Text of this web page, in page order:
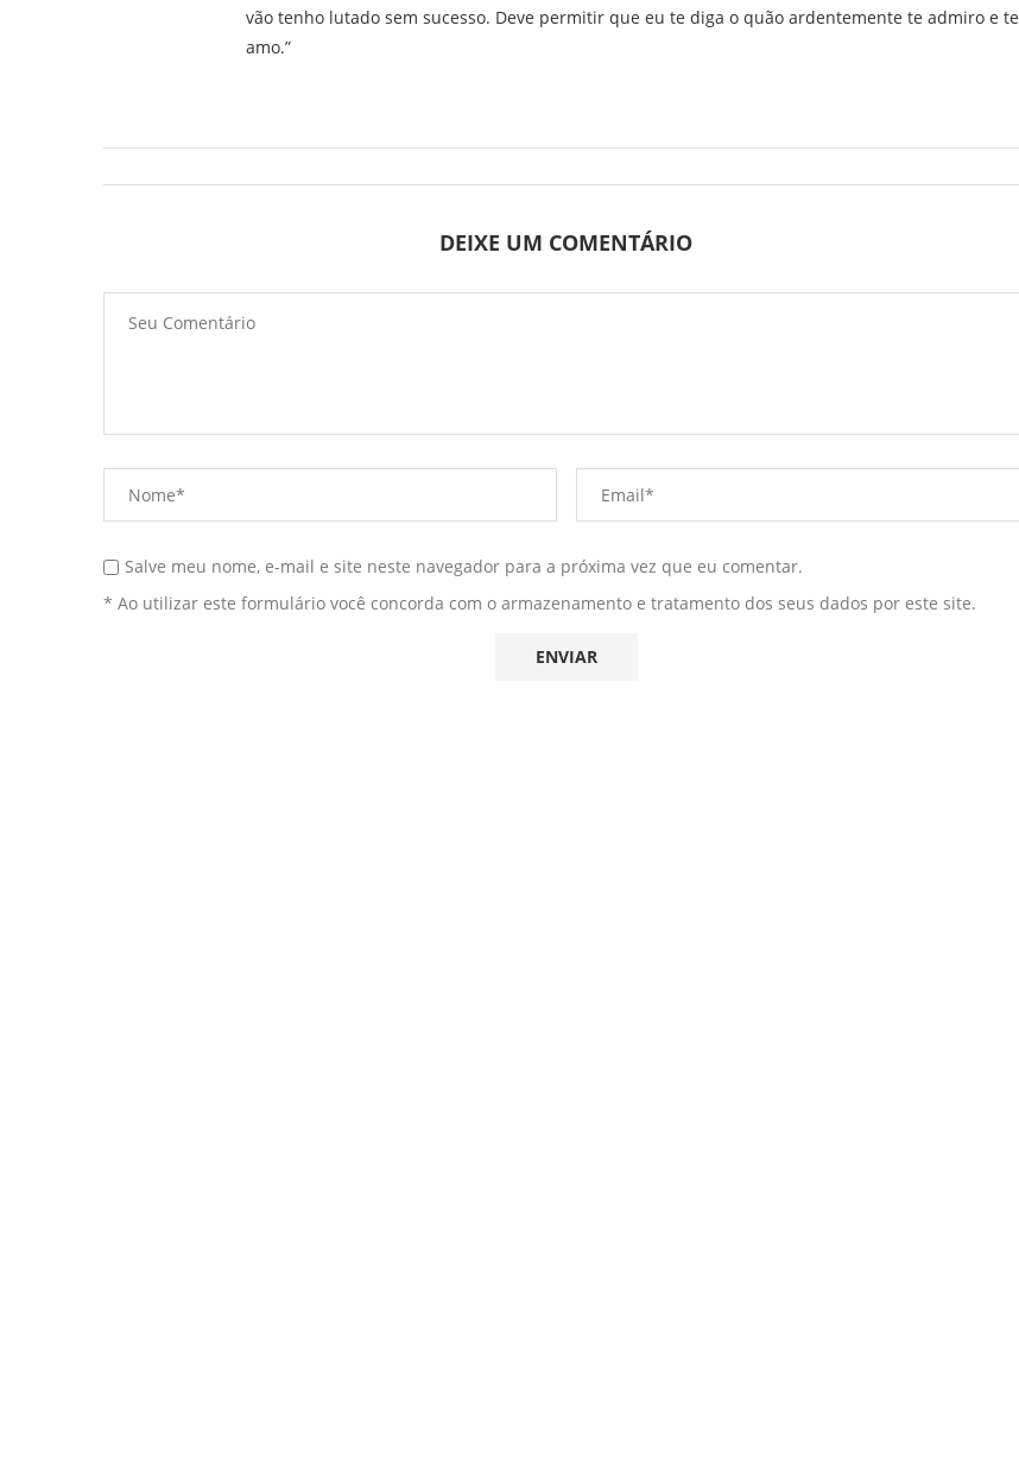
vão tenho lutado sem sucesso. Deve permitir que eu te diga o quão ardentemente te admiro e te
amo.”
DEIXE UM COMENTÁRIO
Salve meu nome, e-mail e site neste navegador para a próxima vez que eu comentar.
* Ao utilizar este formulário você concorda com o armazenamento e tratamento dos seus dados por este site.